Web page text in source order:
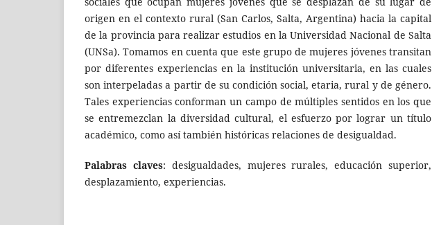
origen en el contexto rural (San Carlos, Salta, Argentina) hacia la capital
de la provincia para realizar estudios en la Universidad Nacional de Salta
(UNSa). Tomamos en cuenta que este grupo de mujeres jóvenes transitan
por diferentes experiencias en la institución universitaria, en las cuales
son interpeladas a partir de su condición social, etaria, rural y de género.
Tales experiencias conforman un campo de múltiples sentidos en los que
se entremezclan la diversidad cultural, el esfuerzo por lograr un título
académico, como así también históricas relaciones de desigualdad.
Palabras claves: desigualdades, mujeres rurales, educación superior,
desplazamiento, experiencias.